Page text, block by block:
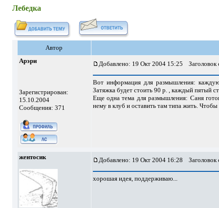
Лебедка
Автор
Арэри
Зарегистрирован:
15.10.2004
Сообщения: 371
Добавлено: 19 Окт 2004 15:25
Вот информация для размышления:
Затяжка будет стоить 90 р. , каждый пятый
Еще одна тема для размышления: Саня
нему в клуб и оставить там типа жить.
жентосик Добавлено: 19 Окт 2004 16:28
хорошая идея, поддерживаю...